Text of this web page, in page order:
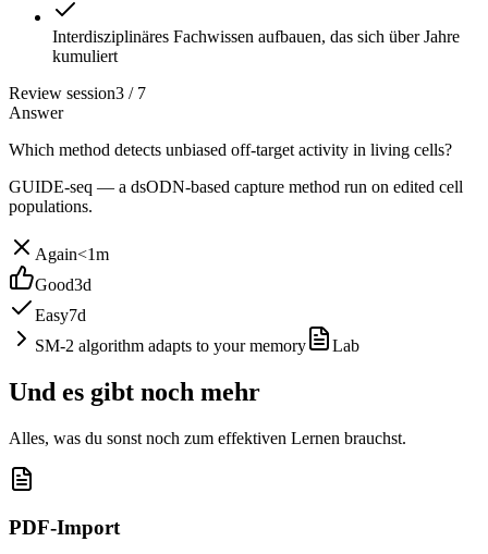
Interdisziplinäres Fachwissen aufbauen, das sich über Jahre
kumuliert
Review session3 / 7
Answer
Which method detects unbiased off-target activity in living cells?
GUIDE-seq — a dsODN-based capture method run on edited cell
populations.
Again<1m
Good3d
Easy7d
SM-2 algorithm adapts to your memory
Lab
Und es gibt noch mehr
Alles, was du sonst noch zum effektiven Lernen brauchst.
PDF-Import